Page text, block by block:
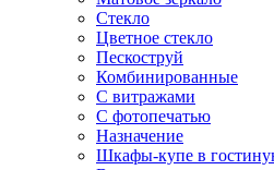
Стекло
Цветное стекло
Пескоструй
Комбинированные
С витражами
С фотопечатью
Назначение
Шкафы-купе в